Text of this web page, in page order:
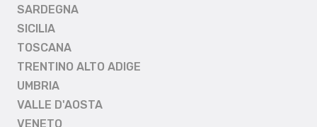
SARDEGNA
SICILIA
TOSCANA
TRENTINO ALTO ADIGE
UMBRIA
VALLE D'AOSTA
VENETO